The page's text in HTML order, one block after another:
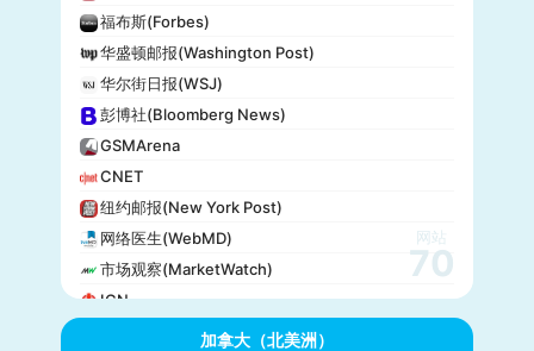
福布斯(Forbes)
华盛顿邮报(Washington Post)
华尔街日报(WSJ)
彭博社(Bloomberg News)
GSMArena
CNET
纽约邮报(New York Post)
网络医生(WebMD)
市场观察(MarketWatch)
IGN
网站
70
加拿大（北美洲）